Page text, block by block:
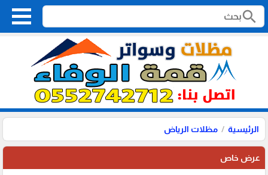
search
الرئيسية مظلات الرياض
عرض خاص